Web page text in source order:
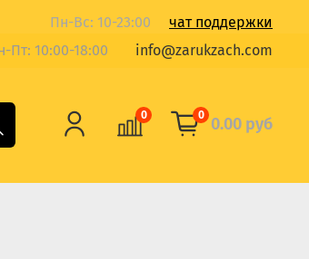
Пн-Вс: 10-23:00
чат поддержки
Пт: 10:00-18:00 info@zarukzach.com
0 0 0.00 руб